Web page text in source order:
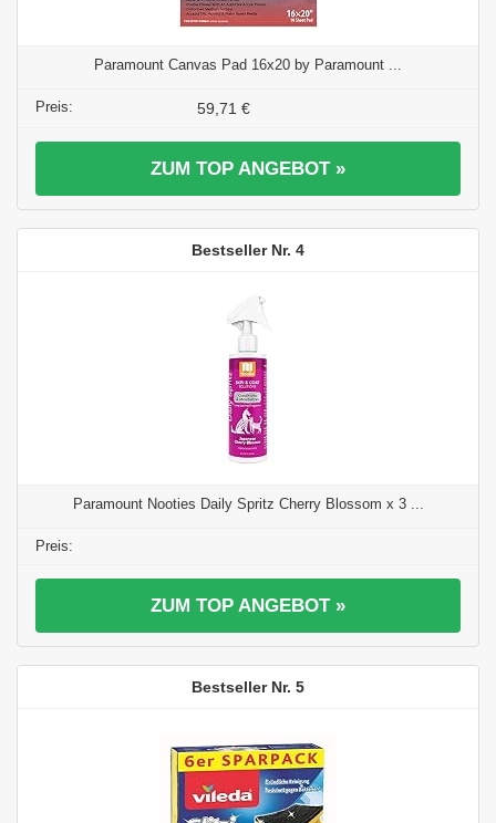
Paramount Canvas Pad 16x20 by Paramount ...
59,71 €
ZUM TOP ANGEBOT »
4
Paramount Nooties Daily Spritz Cherry Blossom x 3 ...
ZUM TOP ANGEBOT »
5